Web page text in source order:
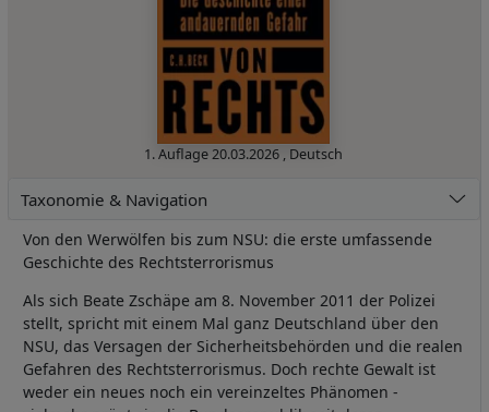
1. Auflage20.03.2026 , Deutsch
Taxonomie & Navigation
Von den Werwölfen bis zum NSU: die erste umfassende
Geschichte des Rechtsterrorismus
Als sich Beate Zschäpe am 8. November 2011 der Polizei
stellt, spricht mit einem Mal ganz Deutschland über den
NSU, das Versagen der Sicherheitsbehörden und die realen
Gefahren des Rechtsterrorismus. Doch rechte Gewalt ist
weder ein neues noch ein vereinzeltes Phänomen -